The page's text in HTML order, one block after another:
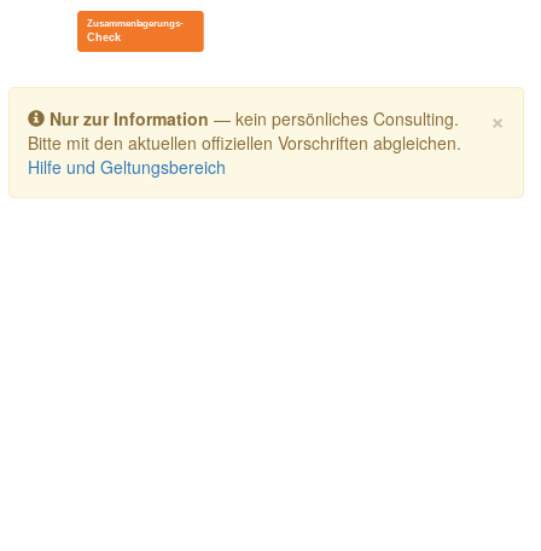
Toggle navigation
×
Nur zur Information — kein persönliches Consulting.
Bitte mit den aktuellen offiziellen Vorschriften abgleichen.
Hilfe und Geltungsbereich